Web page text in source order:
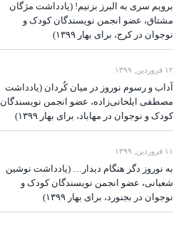
برویم سری به البرز بزنیم! (یادداشت مژگان
مشتاق، عضو انجمن نویسندگان کودک و
نوجوان در کرج، برای بهار ۱۳۹۹)
۱۲ فروردین, ۱۳۹۹
آداب و رسوم نوروز در میان کُردان (یادداشت
مصطفی ایلخانی‌زاده، عضو انجمن نویسندگان
کودک و نوجوان در مهاباد، برای بهار ۱۳۹۹)
۱۱ فروردین, ۱۳۹۹
به نوروز دگر هنگام دیدار… (یادداشت نوشین
شعبانی، عضو انجمن نویسندگان کودک و
نوجوان در بجنورد، برای بهار ۱۳۹۹)